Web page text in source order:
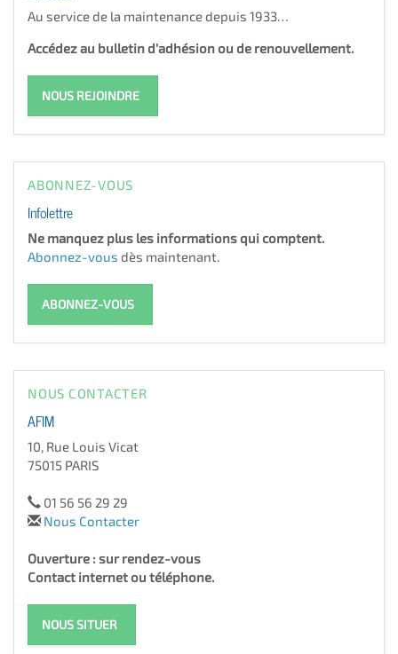
Au service de la maintenance depuis 1933…
Accédez au bulletin d'adhésion ou de renouvellement.
NOUS REJOINDRE
ABONNEZ-VOUS
Infolettre
Ne manquez plus les informations qui comptent.
Abonnez-vous dès maintenant.
ABONNEZ-VOUS
NOUS CONTACTER
AFIM
10, Rue Louis Vicat
75015 PARIS
01 56 56 29 29
Nous Contacter
Ouverture : sur rendez-vous
Contact internet ou téléphone.
NOUS SITUER